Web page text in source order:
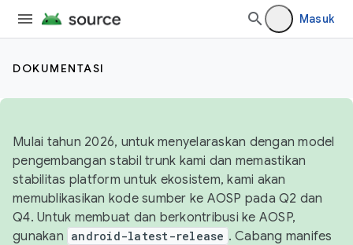
Masuk
DOKUMENTASI
Mulai tahun 2026, untuk menyelaraskan dengan model
pengembangan stabil trunk kami dan memastikan
stabilitas platform untuk ekosistem, kami akan
memublikasikan kode sumber ke AOSP pada Q2 dan
Q4. Untuk membuat dan berkontribusi ke AOSP,
gunakan android-latest-release . Cabang manifes